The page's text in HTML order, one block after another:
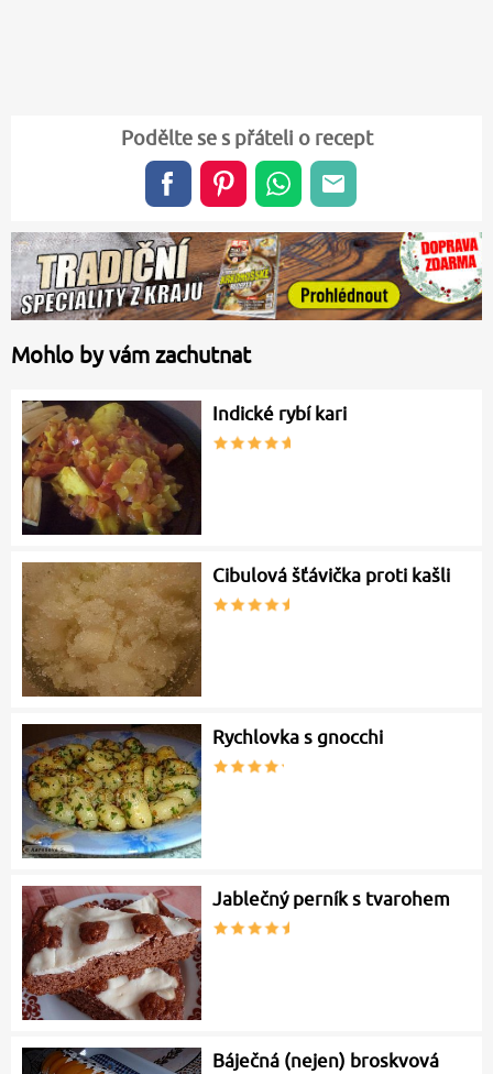
Podělte se s přáteli o recept
Mohlo by vám zachutnat
Indické rybí kari
Cibulová šťávička proti kašli
Rychlovka s gnocchi
Jablečný perník s tvarohem
Báječná (nejen) broskvová